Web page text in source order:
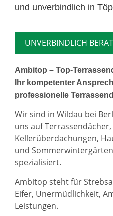
und unverbindlich in
UNVERBINDLICH
Ambitop – Top-
Ihr kompetenter
professionelle
Wir sind in Wildau bei
uns auf
Kellerüberdachungen,
und
spezialisiert.
Ambitop steht für
Eifer, Unermüdlichkeit,
Leistungen.